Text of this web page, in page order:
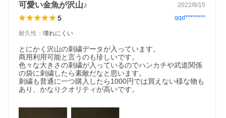
可愛い金魚が沢山♪ 2022/8/15
5 qqd********
耐久性 ： 壊れにくい
とにかく沢山の刺繍データが入っています。
商用利用可能と言うのも珍しいです。
色々な大きさの刺繍が入っているのでハンカチや武道関係
の袋に刺繍したら素敵だなと思います。
刺繍も普通に一つ購入したら1000円では買えない様な物も
あり、かなりクオリティが高いです。